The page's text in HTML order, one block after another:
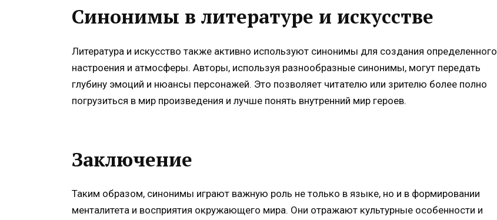
Синонимы в литературе и искусстве
Литература и искусство также активно используют синонимы для создания определенного
настроения и атмосферы. Авторы, используя разнообразные синонимы, могут передать
глубину эмоций и нюансы персонажей. Это позволяет читателю или зрителю более полно
погрузиться в мир произведения и лучше понять внутренний мир героев.
Заключение
Таким образом, синонимы играют важную роль не только в языке, но и в формировании
менталитета и восприятия окружающего мира. Они отражают культурные особенности и